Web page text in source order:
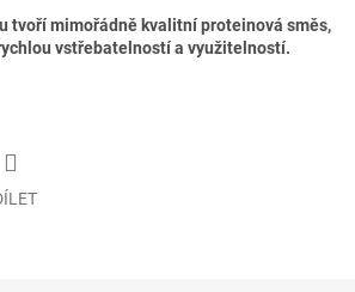
tvoří mimořádně kvalitní proteinová směs,
vstřebatelností a využitelností.